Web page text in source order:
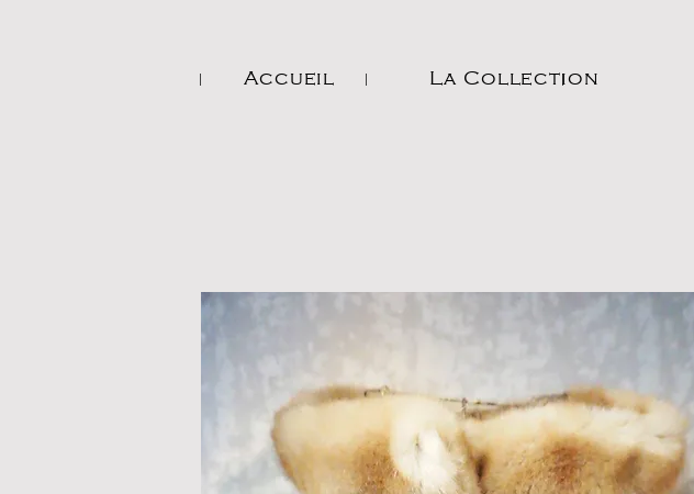
Accueil La Collection